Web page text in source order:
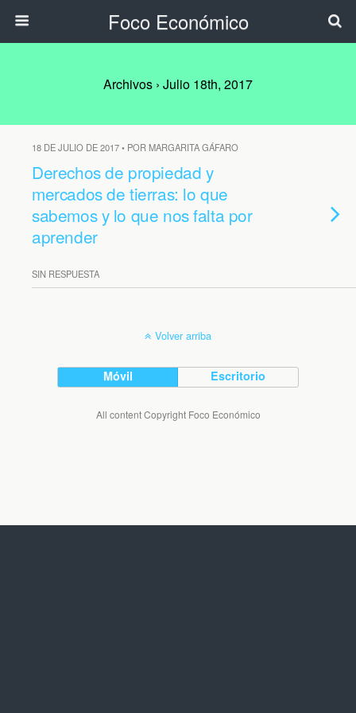
Foco Económico
Archivos › Julio 18th, 2017
18 DE JULIO DE 2017 • POR MARGARITA GÁFARO
Derechos de propiedad y
mercados de tierras: lo que
sabemos y lo que nos falta por
aprender
SIN RESPUESTA
Volver arriba
Móvil Escritorio
All content Copyright Foco Económico